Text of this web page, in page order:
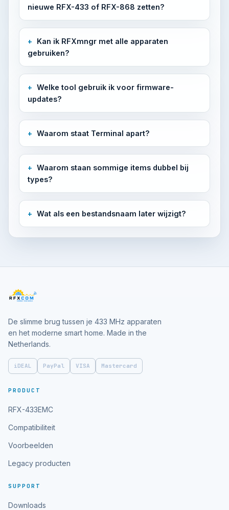
nieuwe RFX-433 of RFX-868 zetten?
Kan ik RFXmngr met alle apparaten
gebruiken?
Welke tool gebruik ik voor firmware-
updates?
Waarom staat Terminal apart?
Waarom staan sommige items dubbel bij
types?
Wat als een bestandsnaam later wijzigt?
De slimme brug tussen je 433 MHz apparaten
en het moderne smart home. Made in the
Netherlands.
iDEAL PayPal VISA Mastercard
PRODUCT
RFX-433EMC
Compatibiliteit
Voorbeelden
Legacy producten
SUPPORT
Downloads